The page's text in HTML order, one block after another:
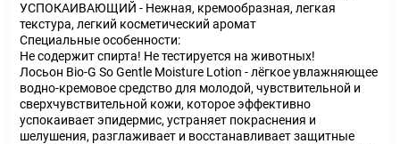
УСПОКАИВАЮЩИЙ - Нежная, кремообразная, легкая
текстура, легкий косметический аромат
Специальные особенности:
Не содержит спирта! Не тестируется на животных!
Лосьон Bio-G So Gentle Moisture Lotion - лёгкое увлажняющее
водно-кремовое средство для молодой, чувствительной и
сверхчувствительной кожи, которое эффективно
успокаивает эпидермис, устраняет покраснения и
шелушения, разглаживает и восстанавливает защитные